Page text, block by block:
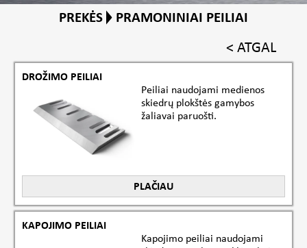
PREKĖS PRAMONINIAI PEILIAI
< ATGAL
DROŽIMO PEILIAI
Peiliai naudojami medienos
skiedrų plokštės gamybos
žaliavai paruošti.
PLAČIAU
KAPOJIMO PEILIAI
Kapojimo peiliai naudojami